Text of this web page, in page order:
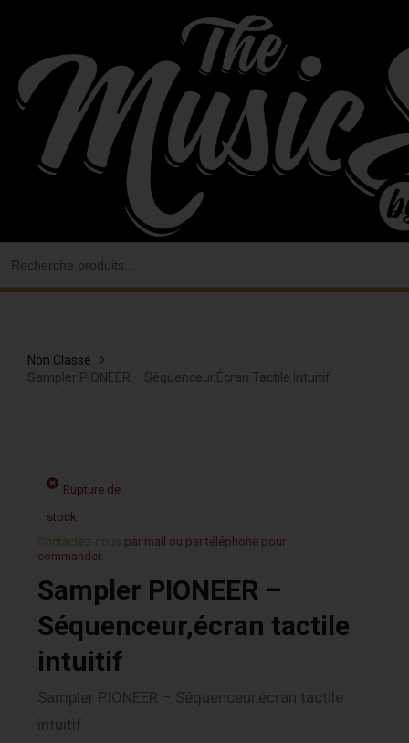
contenu
Non Classé
Sampler PIONEER – Séquenceur,écran Tactile Intuitif
Rupture de
stock
Contactez-nous par mail ou par téléphone pour
commander.
Sampler PIONEER –
Séquenceur,écran tactile
intuitif
Sampler PIONEER – Séquenceur,écran tactile
intuitif